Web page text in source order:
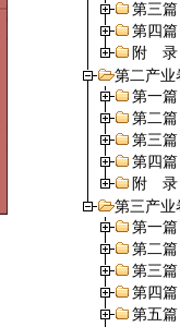
第三
第四
附 录
第二产业
第一
第二
第三
第四
附 录
第三产业
第一
第二
第三
第四
第五